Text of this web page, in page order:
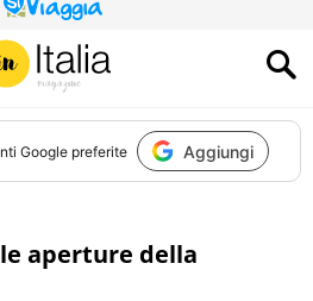
QUESTO
SITO
CONTRIBUISCE
ALL’AUDIENCE
DI
Google preferite Aggiungi
aperture della